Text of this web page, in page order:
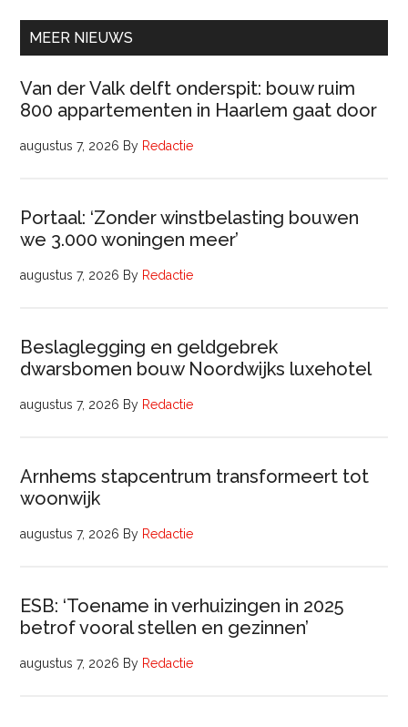
uur)
MEER NIEUWS
Van der Valk delft onderspit: bouw ruim
800 appartementen in Haarlem gaat door
augustus 7, 2026 By Redactie
Portaal: ‘Zonder winstbelasting bouwen
we 3.000 woningen meer’
augustus 7, 2026 By Redactie
Beslaglegging en geldgebrek
dwarsbomen bouw Noordwijks luxehotel
augustus 7, 2026 By Redactie
Arnhems stapcentrum transformeert tot
woonwijk
augustus 7, 2026 By Redactie
ESB: ‘Toename in verhuizingen in 2025
betrof vooral stellen en gezinnen’
augustus 7, 2026 By Redactie